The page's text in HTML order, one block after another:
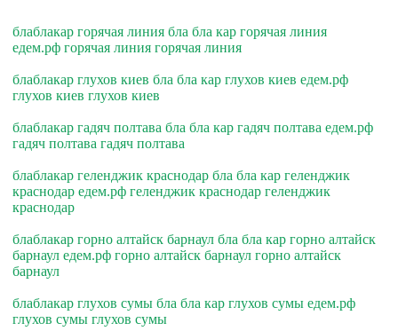
блаблакар горячая линия бла бла кар горячая линия
едем.рф горячая линия горячая линия
блаблакар глухов киев бла бла кар глухов киев едем.рф
глухов киев глухов киев
блаблакар гадяч полтава бла бла кар гадяч полтава едем.рф
гадяч полтава гадяч полтава
блаблакар геленджик краснодар бла бла кар геленджик
краснодар едем.рф геленджик краснодар геленджик
краснодар
блаблакар горно алтайск барнаул бла бла кар горно алтайск
барнаул едем.рф горно алтайск барнаул горно алтайск
барнаул
блаблакар глухов сумы бла бла кар глухов сумы едем.рф
глухов сумы глухов сумы